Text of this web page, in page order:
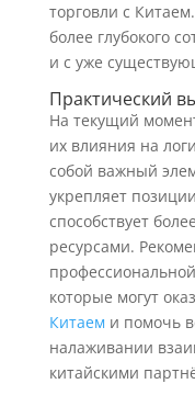
торговли с
более глубокого
и с уже
Практический
На текущий
их влияния на
собой важный
укрепляет
способствует
ресурсами.
которые могут
Китаем и помочь
налаживании
китайскими